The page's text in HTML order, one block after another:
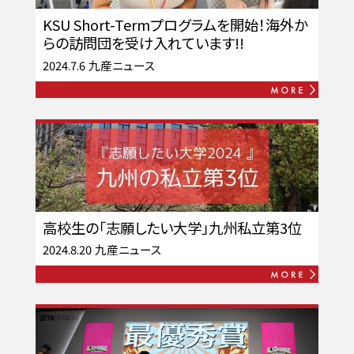
KSU Short-Termプログラムを開始！海外か
らの訪問団を受け入れています!!
2024.7.6 九産ニュース
高校生の「志願したい大学」九州私立第3位
2024.8.20 九産ニュース